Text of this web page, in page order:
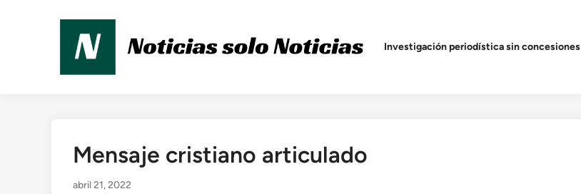
Investigación periodística sin concesiones
Publicado
Mensaje cristiano articulado
abril 21, 2022